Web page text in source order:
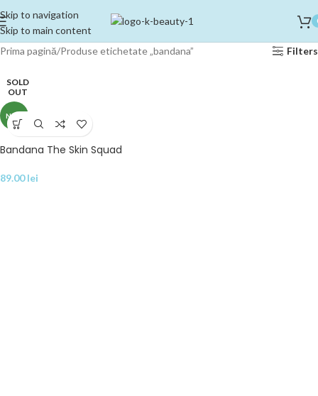
Skip to navigation
Skip to main content
Prima pagină Produse etichetate „bandana” Filters
SOLD
OUT
NEW
Bandana The Skin Squad
89.00lei